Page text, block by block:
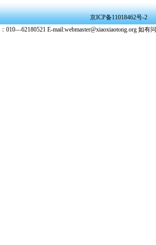
★ 在本
转载、
★ 参与
京ICP备11018462号-2
010—62180521 E-mail:webmaster@xiaoxiaotong.org 如